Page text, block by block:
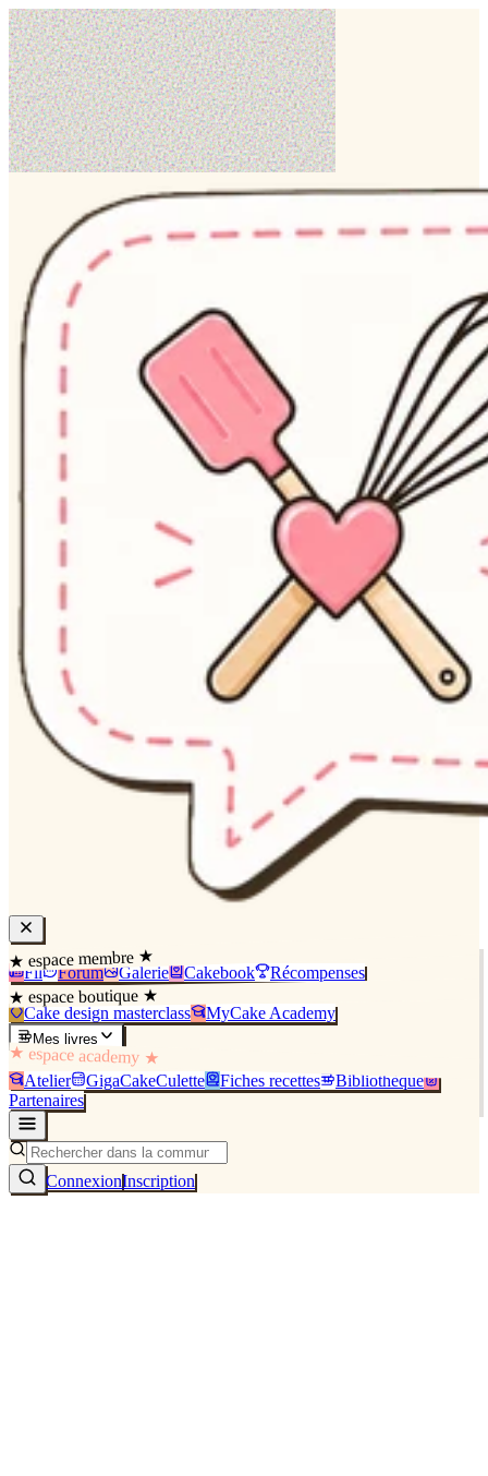
★ espace membre ★
Fil Forum Galerie Cakebook Récompenses
★ espace boutique ★
Cake design masterclass MyCake Academy
Mes livres
★ espace academy ★
Atelier GigaCakeCulette Fiches recettes
Bibliothèque
Partenaires
ConnexionInscription